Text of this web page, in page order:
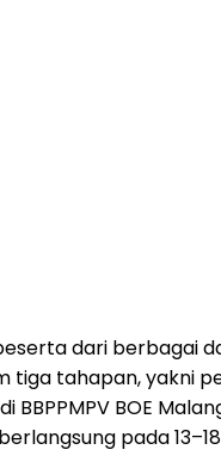
dari berbagai
tiga tahapan, yakni
BOE
pada